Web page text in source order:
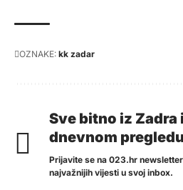
OZNAKE: kk zadar
Sve bitno iz Zadra
dnevnom pregledu
Prijavite se na 023.hr
najvažnijih vijesti u svoj inbox.